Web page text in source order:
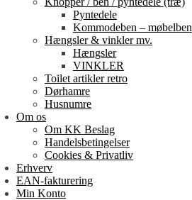
Pyntedele
Kommodeben – møbelben
Hængsler & vinkler mv.
Hængsler
VINKLER
Toilet artikler retro
Dørhamre
Husnumre
Om os
Om KK Beslag
Handelsbetingelser
Cookies & Privatliv
Erhverv
EAN-fakturering
Min Konto